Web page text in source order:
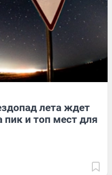
лета ждет
пик и топ мест для